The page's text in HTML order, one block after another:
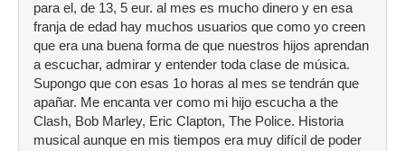
para el, de 13, 5 eur. al mes es mucho dinero y en esa
franja de edad hay muchos usuarios que como yo creen
que era una buena forma de que nuestros hijos aprendan
a escuchar, admirar y entender toda clase de música.
Supongo que con esas 1o horas al mes se tendrán que
apañar. Me encanta ver como mi hijo escucha a the
Clash, Bob Marley, Eric Clapton, The Police. Historia
musical aunque en mis tiempos era muy difícil de poder